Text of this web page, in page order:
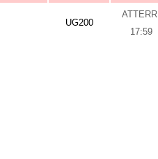
UG200
ATTERRI
17:59